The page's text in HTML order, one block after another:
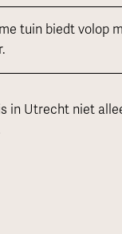
tuin biedt volop
in Utrecht niet